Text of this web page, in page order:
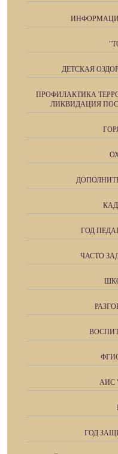
ДЕТСКАЯ
ПРОФИЛАКТИКА
ЛИКВИДАЦИЯ
ГОД
ЧАСТО
АИС
ГОД